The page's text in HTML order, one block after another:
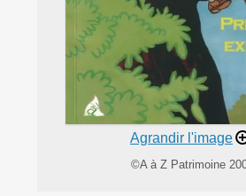
Agrandir l'image
©A à Z Patrimoine